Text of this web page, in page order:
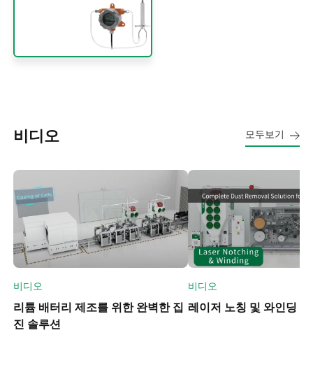
비디오 모두보기
비디오
리튬 배터리 제조를 위한 완벽한 집
진 솔루션
비디오
레이저 노칭 및 와인딩 :